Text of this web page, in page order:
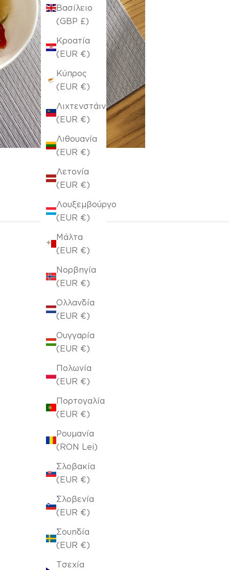
Βασίλειο
(GBP £)
Κροατία
(EUR €)
Κύπρος
(EUR €)
Λιχτενστάιν
(EUR €)
Λιθουανία
(EUR €)
Λετονία
(EUR €)
Λουξεμβούργο
(EUR €)
Μάλτα
(EUR €)
Νορβηγία
(EUR €)
Ολλανδία
(EUR €)
Ουγγαρία
(EUR €)
Πολωνία
(EUR €)
Πορτογαλία
(EUR €)
Ρουμανία
(RON Lei)
Σλοβακία
(EUR €)
Σλοβενία
(EUR €)
Σουηδία
(EUR €)
Τσεχία
Σετ Σουπλά 2τεμ. 30x45cm Erelya Light Ochre